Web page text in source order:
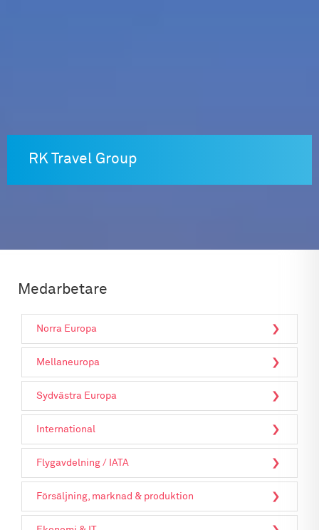
RK Travel Group
Medarbetare
Norra Europa
Mellaneuropa
Sydvästra Europa
International
Flygavdelning / IATA
Försäljning, marknad & produktion